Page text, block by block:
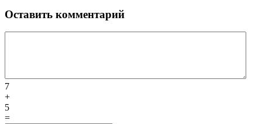
Оставить комментарий
7
+
5
=